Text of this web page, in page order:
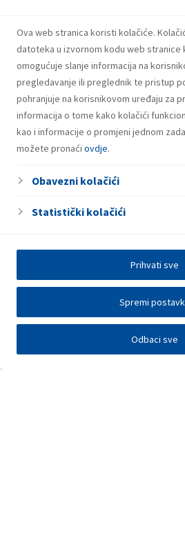
Ova web stranica koristi kolačiće.
datoteka u izvornom kodu web stranice
omogućuje slanje informacija na
pregledavanje ili preglednik te pristup
pohranjuje na korisnikovom uređaju za
informacija o tome kako kolačići
kao i informacije o promjeni jednom
možete pronaći ovdje.
Obavezni kolačići
Statistički kolačići
Odbaci sve
Spremi
Prihvati sve
11.04.2012. –